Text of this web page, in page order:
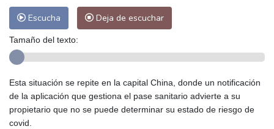
San José
37 °C Asunción
Panama City
Escucha Deja de escuchar
Tamaño del texto:
Esta situación se repite en la capital China, donde un notificación
de la aplicación que gestiona el pase sanitario advierte a su
propietario que no se puede determinar su estado de riesgo de
covid.